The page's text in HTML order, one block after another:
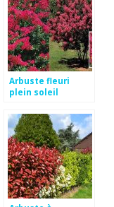
Arbuste fleuri
plein soleil